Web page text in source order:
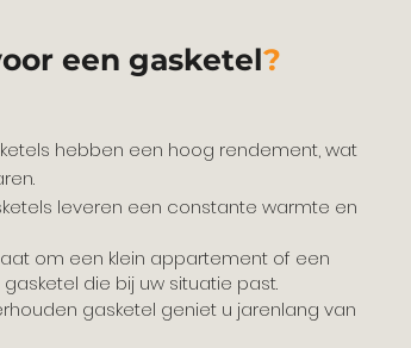
een gasketel?
hebben een hoog rendement, wat
leveren een constante warmte en
om een klein appartement of een
die bij uw situatie past.
gasketel geniet u jarenlang van